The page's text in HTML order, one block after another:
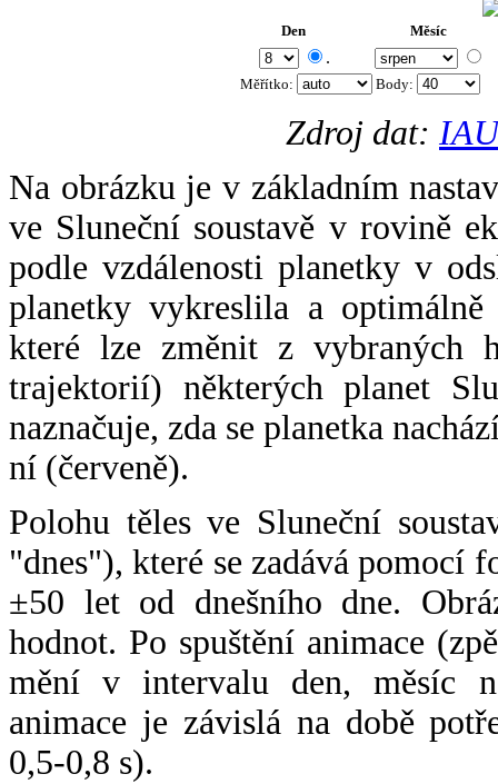
Den Měsíc
.
Měřítko: Body:
Zdroj dat:
Na obrázku je v základním
ve Sluneční soustavě v rovině
podle vzdálenosti planetky v
planetky vykreslila a
které lze změnit z vybraných
trajektorií) některých planet
naznačuje, zda se planetka
ní (červeně).
Polohu těles ve Sluneční
"dnes"), které se zadává pomocí
±50 let od dnešního dne.
hodnot. Po spuštění animace
mění v intervalu den, měsíc
animace je závislá na době
0,5-0,8 s).